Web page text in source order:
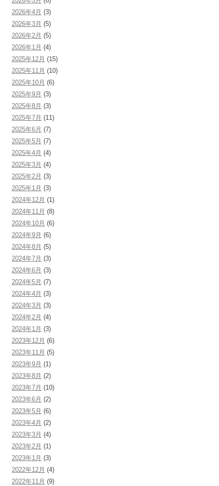
2026年4月 (3)
2026年3月 (5)
2026年2月 (5)
2026年1月 (4)
2025年12月 (15)
2025年11月 (10)
2025年10月 (6)
2025年9月 (3)
2025年8月 (3)
2025年7月 (11)
2025年6月 (7)
2025年5月 (7)
2025年4月 (4)
2025年3月 (4)
2025年2月 (3)
2025年1月 (3)
2024年12月 (1)
2024年11月 (8)
2024年10月 (6)
2024年9月 (6)
2024年8月 (5)
2024年7月 (3)
2024年6月 (3)
2024年5月 (7)
2024年4月 (3)
2024年3月 (3)
2024年2月 (4)
2024年1月 (3)
2023年12月 (6)
2023年11月 (5)
2023年9月 (1)
2023年8月 (2)
2023年7月 (10)
2023年6月 (2)
2023年5月 (6)
2023年4月 (2)
2023年3月 (4)
2023年2月 (1)
2023年1月 (3)
2022年12月 (4)
2022年11月 (9)